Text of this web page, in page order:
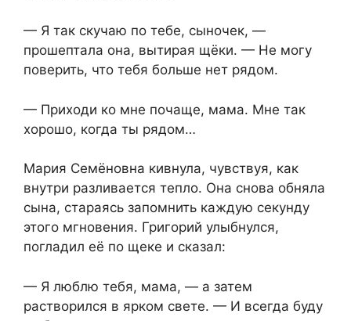
— Я так скучаю по тебе, сыночек, —
прошептала она, вытирая щёки. — Не могу
поверить, что тебя больше нет рядом.
— Приходи ко мне почаще, мама. Мне так
хорошо, когда ты рядом…
Мария Семёновна кивнула, чувствуя, как
внутри разливается тепло. Она снова обняла
сына, стараясь запомнить каждую секунду
этого мгновения. Григорий улыбнулся,
погладил её по щеке и сказал:
— Я люблю тебя, мама, — а затем
растворился в ярком свете. — И всегда буду